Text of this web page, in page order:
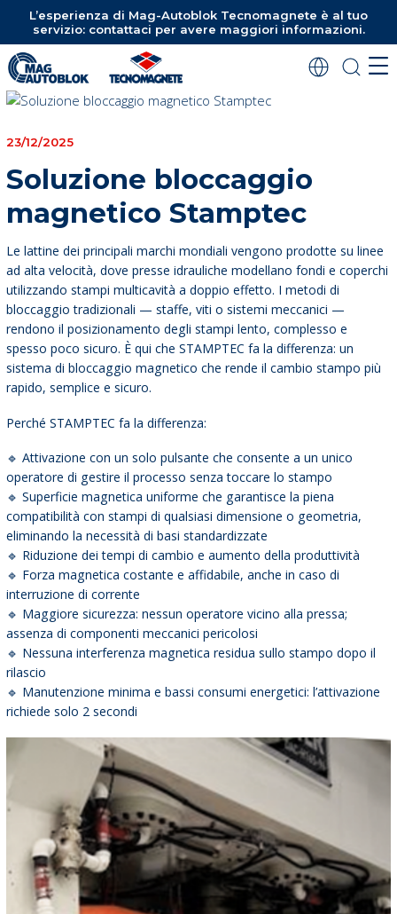
L’esperienza di Mag-Autoblok Tecnomagnete è al tuo
servizio: contattaci per avere maggiori informazioni.
23/12/2025
Soluzione bloccaggio
magnetico Stamptec
Le lattine dei principali marchi mondiali vengono prodotte su linee
ad alta velocità, dove presse idrauliche modellano fondi e coperchi
utilizzando stampi multicavità a doppio effetto. I metodi di
bloccaggio tradizionali — staffe, viti o sistemi meccanici —
rendono il posizionamento degli stampi lento, complesso e
spesso poco sicuro. È qui che STAMPTEC fa la differenza: un
sistema di bloccaggio magnetico che rende il cambio stampo più
rapido, semplice e sicuro.
Perché STAMPTEC fa la differenza:
🔹 Attivazione con un solo pulsante che consente a un unico
operatore di gestire il processo senza toccare lo stampo
🔹 Superficie magnetica uniforme che garantisce la piena
compatibilità con stampi di qualsiasi dimensione o geometria,
eliminando la necessità di basi standardizzate
🔹 Riduzione dei tempi di cambio e aumento della produttività
🔹 Forza magnetica costante e affidabile, anche in caso di
interruzione di corrente
🔹 Maggiore sicurezza: nessun operatore vicino alla pressa;
assenza di componenti meccanici pericolosi
🔹 Nessuna interferenza magnetica residua sullo stampo dopo il
rilascio
🔹 Manutenzione minima e bassi consumi energetici: l’attivazione
richiede solo 2 secondi